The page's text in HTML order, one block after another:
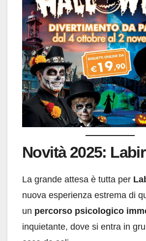
Novità 2025:
La grande attesa è tutta per
nuova esperienza estrema di
un percorso psicologico
inquietante, dove si entra in